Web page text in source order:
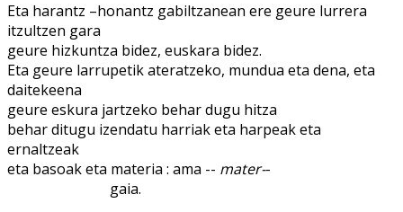
Eta harantz –honantz gabiltzanean ere geure lurrera
itzultzen gara
geure hizkuntza bidez, euskara bidez.
Eta geure larrupetik ateratzeko, mundua eta dena, eta
daitekeena
geure eskura jartzeko behar dugu hitza
behar ditugu izendatu harriak eta harpeak eta
ernaltzeak
eta basoak eta materia : ama -- mater--
gaia.